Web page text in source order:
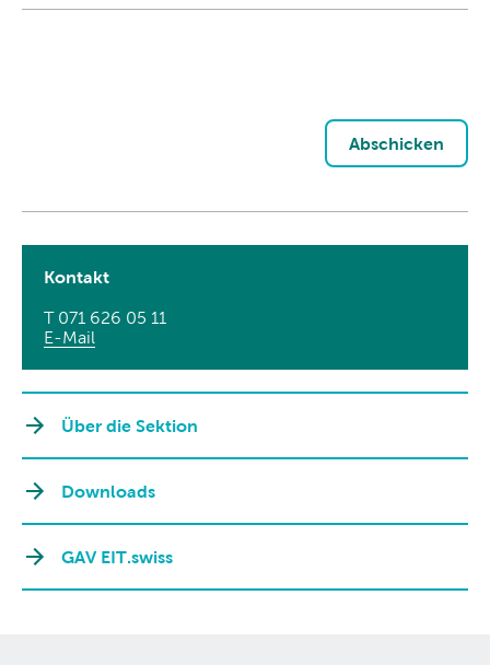
Abschicken
Kontakt
T 071 626 05 11
E-Mail
Über die Sektion
Downloads
GAV EIT.swiss